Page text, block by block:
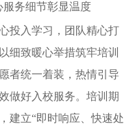
务细节彰显温度
投入学习，团队精心打
细致暖心举措筑牢培训
者统一着装，热情引导
做好入校服务。培训期
建立“即时响应、快速处